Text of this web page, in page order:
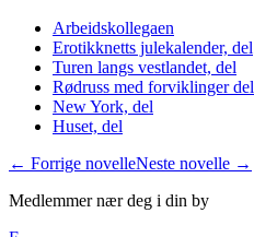
Arbeidskollegaen
Erotikknetts julekalender, del
Turen langs vestlandet, del
Rødruss med forviklinger del
New York, del
Huset, del
← Forrige novelleNeste novelle →
Medlemmer nær deg i din by